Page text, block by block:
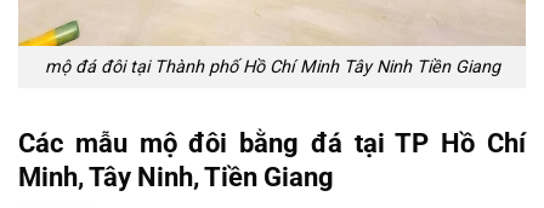
mộ đá đôi tại Thành phố Hồ Chí Minh Tây Ninh Tiền Giang
Các mẫu mộ đôi bằng đá tại TP Hồ Chí
Minh, Tây Ninh, Tiền Giang